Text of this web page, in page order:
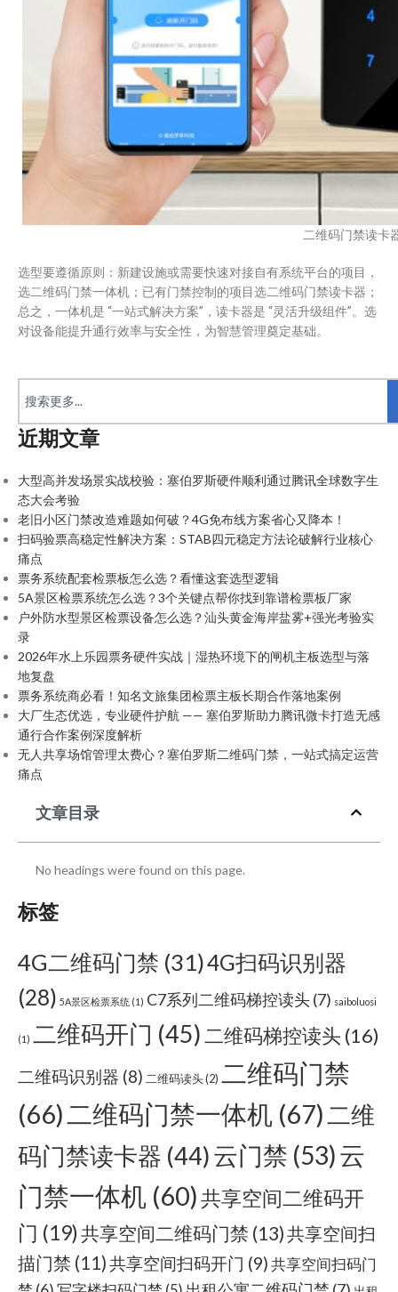
二维码门禁读卡
​选型要遵循原则：新建设施或需要快速对接自有系统平台的项目，
选二维码门禁一体机；已有门禁控制的项目选二维码门禁读卡器；
总之，一体机是 “一站式解决方案”，读卡器是 “灵活升级组件”。选
对设备能提升通行效率与安全性，为智慧管理奠定基础。
近期文章
大型高并发场景实战校验：塞伯罗斯硬件顺利通过腾讯全球数字生
态大会考验
老旧小区门禁改造难题如何破？4G免布线方案省心又降本！
扫码验票高稳定性解决方案：STAB四元稳定方法论破解行业核心
痛点
票务系统配套检票板怎么选？看懂这套选型逻辑
5A景区检票系统怎么选？3个关键点帮你找到靠谱检票板厂家
户外防水型景区检票设备怎么选？汕头黄金海岸盐雾+强光考验实
录
2026年水上乐园票务硬件实战｜湿热环境下的闸机主板选型与落
地复盘
票务系统商必看！知名文旅集团检票主板长期合作落地案例
大厂生态优选，专业硬件护航 —— 塞伯罗斯助力腾讯微卡打造无感
通行合作案例深度解析
无人共享场馆管理太费心？塞伯罗斯二维码门禁，一站式搞定运营
痛点
文章目录
No headings were found on this page.
标签
4G二维码门禁 (31)4G扫码识别器
(28) 5A景区检票系统 (1) C7系列二维码梯控读头(7) saiboluosi
(1) 二维码开门 (45)二维码梯控读头 (16)
二维码识别器 (8) 二维码读头(2) 二维码门禁
(66) 二维码门禁一体机 (67) 二维
码门禁读卡器 (44)云门禁 (53)云
门禁一体机 (60)共享空间二维码开
门 (19) 共享空间二维码门禁 (13)共享空间扫
描门禁 (11)共享空间扫码开门 (9)共享空间扫码门